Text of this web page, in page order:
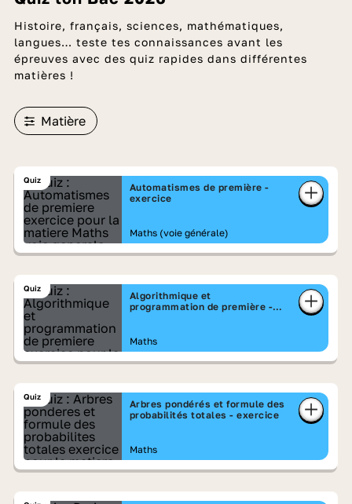
Histoire, français, sciences, mathématiques,
langues… teste tes connaissances avant les
épreuves avec des quiz rapides dans différentes
matières !
Matière
Quiz
Automatismes de première -
exercice
Maths (voie générale)
Quiz
Algorithmique et
programmation de première -
Maths
Quiz
Arbres pondérés et formule des
probabilités totales - exercice
Maths